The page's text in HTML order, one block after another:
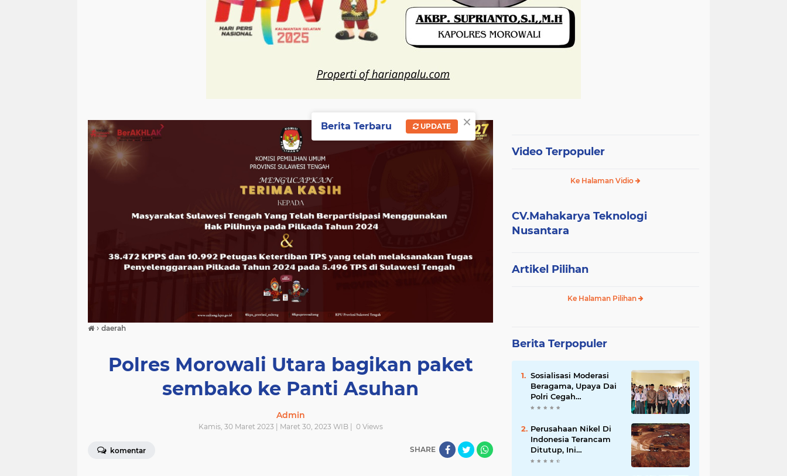
› daerah
Polres Morowali Utara bagikan paket
sembako ke Panti Asuhan
Admin
Kamis, 30 Maret 2023 | Maret 30, 2023 WIB | 0Views
komentar SHARE
Video Terpopuler
Ke Halaman Vidio
CV.Mahakarya Teknologi
Nusantara
Artikel Pilihan
Ke Halaman Pilihan
Berita Terpopuler
Sosialisasi Moderasi
Beragama, Upaya Dai
Polri Cegah
Radikalisme di
Perusahaan Nikel Di
Indonesia Terancam
Ditutup, Ini
Pernyataan Luhut
×
Berita Terbaru UPDATE